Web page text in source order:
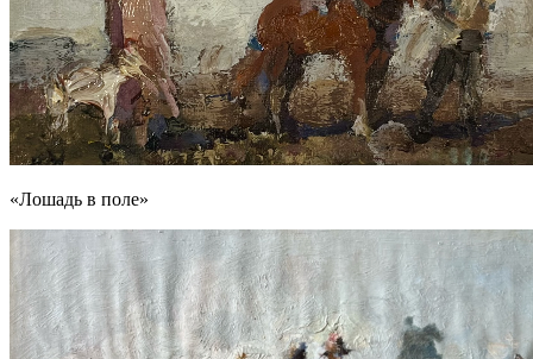
«Лошадь в поле»